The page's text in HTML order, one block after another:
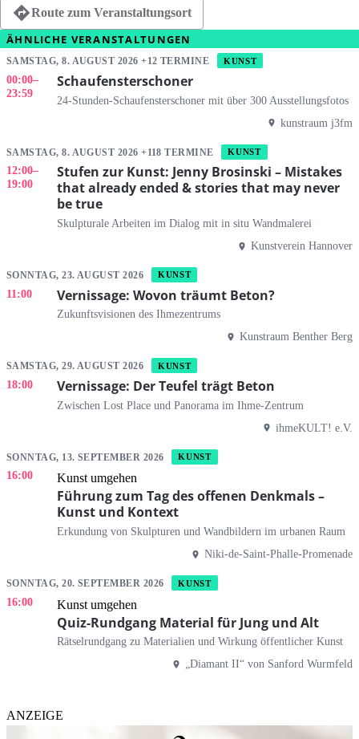
Route zum Veranstaltungsort
ÄHNLICHE VERANSTALTUNGEN
SAMSTAG, 8. AUGUST 2026 +12 TERMINE KUNST
00:00–
23:59
Schaufensterschoner
24-Stunden-Schaufensterschoner mit über 300 Ausstellungsfotos
kunstraum j3fm
SAMSTAG, 8. AUGUST 2026 +118 TERMINE KUNST
12:00–
19:00
Stufen zur Kunst: Jenny Brosinski – Mistakes
that already ended & stories that may never
be true
Skulpturale Arbeiten im Dialog mit in situ Wandmalerei
Kunstverein Hannover
SONNTAG, 23. AUGUST 2026 KUNST
11:00 Vernissage: Wovon träumt Beton?
Zukunftsvisionen des Ihmezentrums
Kunstraum Benther Berg
SAMSTAG, 29. AUGUST 2026 KUNST
18:00 Vernissage: Der Teufel trägt Beton
Zwischen Lost Place und Panorama im Ihme-Zentrum
ihmeKULT! e.V.
SONNTAG, 13. SEPTEMBER 2026 KUNST
16:00 Kunst umgehen
Führung zum Tag des offenen Denkmals –
Kunst und Kontext
Erkundung von Skulpturen und Wandbildern im urbanen Raum
Niki-de-Saint-Phalle-Promenade
SONNTAG, 20. SEPTEMBER 2026 KUNST
16:00 Kunst umgehen
Quiz-Rundgang Material für Jung und Alt
Rätselrundgang zu Materialien und Wirkung öffentlicher Kunst
„Diamant II“ von Sanford Wurmfeld
ANZEIGE